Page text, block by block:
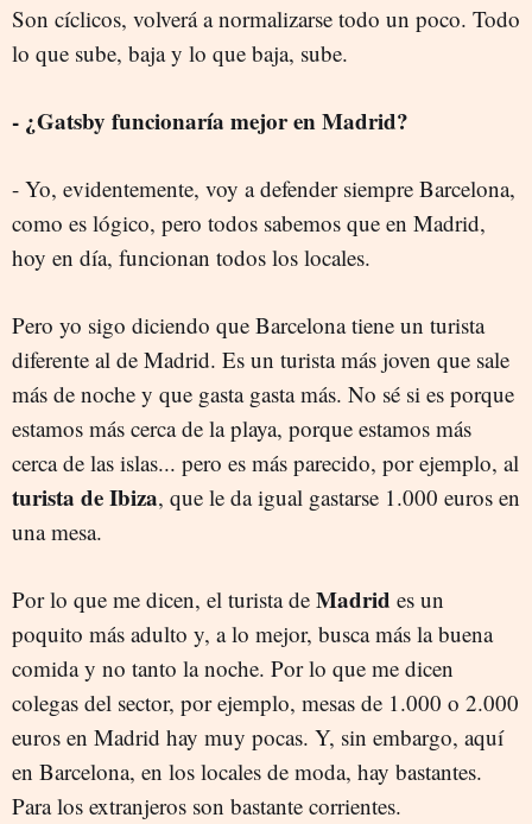
Son cíclicos, volverá a normalizarse todo un poco. Todo
lo que sube, baja y lo que baja, sube.
- ¿Gatsby funcionaría mejor en Madrid?
- Yo, evidentemente, voy a defender siempre Barcelona,
como es lógico, pero todos sabemos que en Madrid,
hoy en día, funcionan todos los locales.
Pero yo sigo diciendo que Barcelona tiene un turista
diferente al de Madrid. Es un turista más joven que sale
más de noche y que gasta gasta más. No sé si es porque
estamos más cerca de la playa, porque estamos más
cerca de las islas... pero es más parecido, por ejemplo, al
turista de Ibiza, que le da igual gastarse 1.000 euros en
una mesa.
Por lo que me dicen, el turista de Madrid es un
poquito más adulto y, a lo mejor, busca más la buena
comida y no tanto la noche. Por lo que me dicen
colegas del sector, por ejemplo, mesas de 1.000 o 2.000
euros en Madrid hay muy pocas. Y, sin embargo, aquí
en Barcelona, en los locales de moda, hay bastantes.
Para los extranjeros son bastante corrientes.